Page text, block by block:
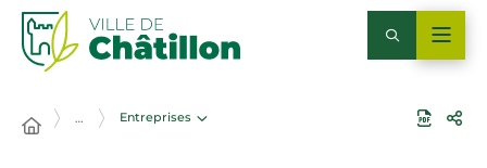
… Entreprises